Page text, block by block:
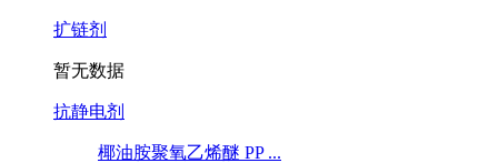
扩链剂
暂无数据
抗静电剂
椰油胺聚氧乙烯醚 PP ...